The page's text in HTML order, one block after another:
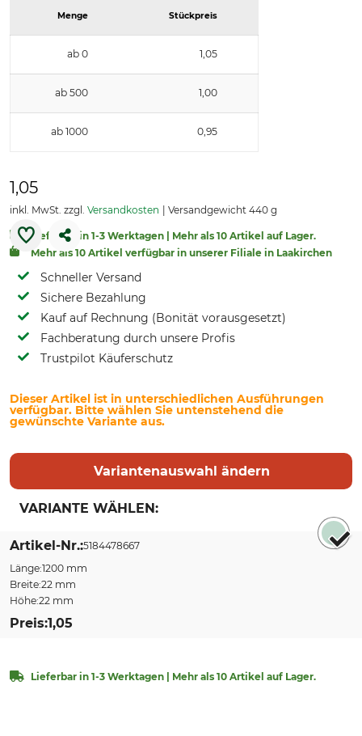
Menge Stückpreis
ab 0 1,05
ab 500 1,00
ab 1000 0,95
1,05
inkl. MwSt. zzgl. Versandkosten Versandgewicht 440 g
Lieferbar in 1-3 Werktagen | Mehr als 10 Artikel auf Lager.
Mehr als 10 Artikel verfügbar in unserer Filiale in Laakirchen
Schneller Versand
Sichere Bezahlung
Kauf auf Rechnung (Bonität vorausgesetzt)
Fachberatung durch unsere Profis
Trustpilot Käuferschutz
Dieser Artikel ist in unterschiedlichen Ausführungen
verfügbar. Bitte wählen Sie untenstehend die
gewünschte Variante aus.
Variantenauswahl ändern
VARIANTE WÄHLEN:
Sort by
Artikel-Nr. 5184478667
Länge 1200 mm
Breite 22 mm
Höhe 22 mm
Preis 1,05
Lieferbar in 1-3 Werktagen | Mehr als 10 Artikel auf Lager.